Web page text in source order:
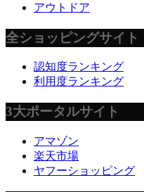
アウトドア
全ショッピングサイト
認知度ランキング
利用度ランキング
3大ポータルサイト
アマゾン
楽天市場
ヤフーショッピング